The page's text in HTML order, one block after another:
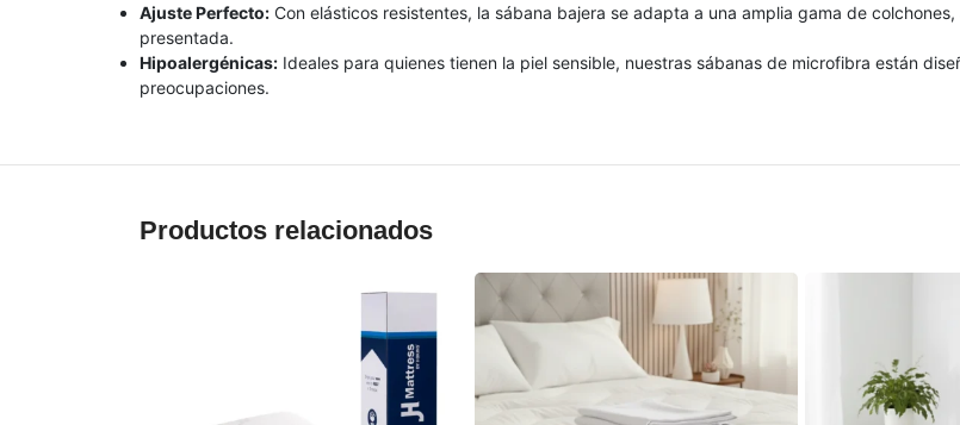
Ajuste Perfecto: Con elásticos resistentes, la sábana bajera se adapta a una amplia gama de
presentada.
Hipoalergénicas: Ideales para quienes tienen la piel sensible, nuestras sábanas de microfibra están
preocupaciones.
Productos relacionados